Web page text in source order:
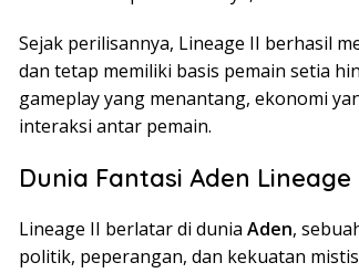
Sejak perilisannya, Lineage II berhasil
dan tetap memiliki basis pemain setia
gameplay yang menantang, ekonomi
interaksi antar pemain.
Dunia Fantasi Aden
Lineage II berlatar di dunia Aden,
politik, peperangan, dan kekuatan